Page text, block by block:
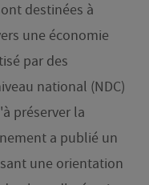
destinées à
une économie
par des
national (NDC)
préserver la
a publié un
une orientation